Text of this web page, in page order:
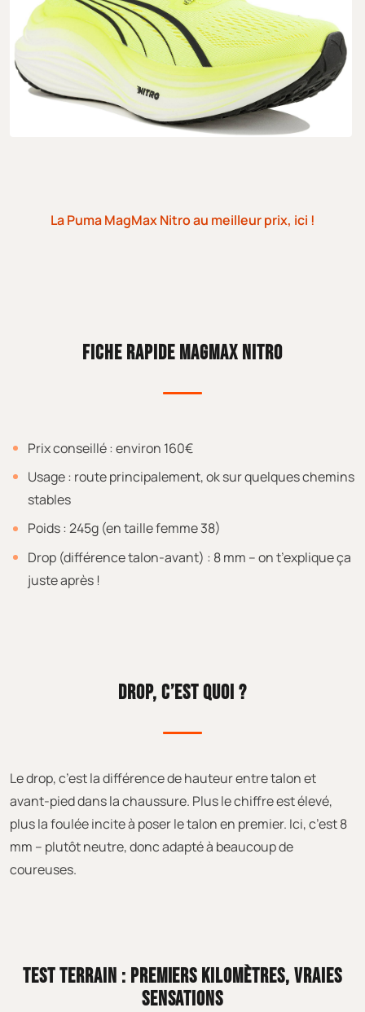
La Puma MagMax Nitro au meilleur prix, ici !
FICHE RAPIDE MAGMAX NITRO
Prix conseillé : environ 160€
Usage : route principalement, ok sur quelques chemins
stables
Poids : 245g (en taille femme 38)
Drop (différence talon-avant) : 8 mm – on t’explique ça
juste après !
DROP, C’EST QUOI ?
Le drop, c’est la différence de hauteur entre talon et
avant-pied dans la chaussure. Plus le chiffre est élevé,
plus la foulée incite à poser le talon en premier. Ici, c’est 8
mm – plutôt neutre, donc adapté à beaucoup de
coureuses.
TEST TERRAIN : PREMIERS KILOMÈTRES, VRAIES
SENSATIONS